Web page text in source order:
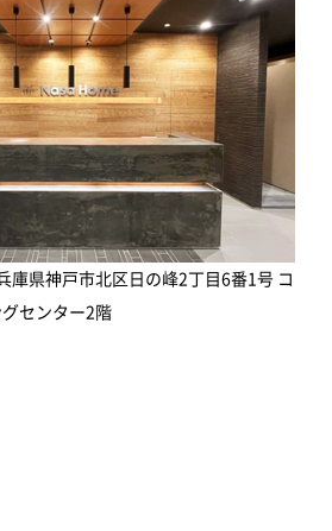
県神戸市北区日の峰2丁目6番1号 コ
センター2階